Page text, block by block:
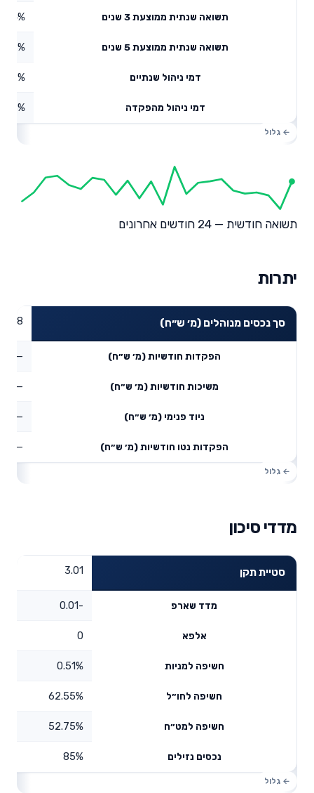
תשואה שנתית ממוצעת 3 שנים 5.4%
תשואה שנתית ממוצעת 5 שנים
דמי ניהול שנתיים 0.9%
דמי ניהול מהפקדה
תשואה חודשית — 24 חודשים אחרונים
יתרות
סך נכסים מנוהלים (מ׳ ש״ח)
הפקדות חודשיות (מ׳ ש״ח) —
משיכות חודשיות (מ׳ ש״ח) —
ניוד פנימי (מ׳ ש״ח) —
הפקדות נטו חודשיות (מ׳ ש״ח) —
מדדי סיכון
סטיית תקן 3.01
מדד שארפ -0.01
אלפא 0
חשיפה למניות 0.51%
חשיפה לחו״ל 62.55%
חשיפה למט״ח 52.75%
נכסים נזילים 85%